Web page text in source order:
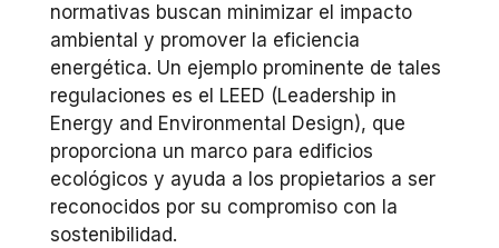
normativas buscan minimizar el impacto
ambiental y promover la eficiencia
energética. Un ejemplo prominente de tales
regulaciones es el LEED (Leadership in
Energy and Environmental Design), que
proporciona un marco para edificios
ecológicos y ayuda a los propietarios a ser
reconocidos por su compromiso con la
sostenibilidad.